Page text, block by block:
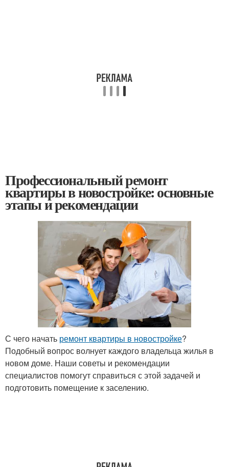
Профессиональный ремонт
квартиры в новостройке: основные
этапы и рекомендации
С чего начать ремонт квартиры в новостройке?
Подобный вопрос волнует каждого владельца жилья в
новом доме. Наши советы и рекомендации
специалистов помогут справиться с этой задачей и
подготовить помещение к заселению.